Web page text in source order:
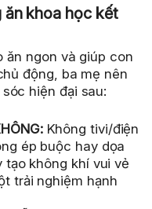
ăn khoa học kết
ăn ngon và giúp con
động, ba mẹ nên
hiện đại sau:
Không tivi/điện
ép buộc hay dọa
tạo không khí vui vẻ
trải nghiệm hạnh